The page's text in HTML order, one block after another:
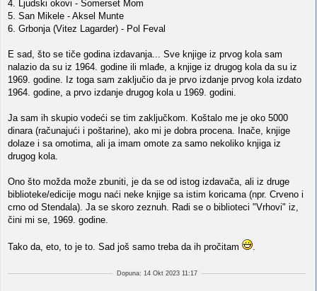
4. Ljudski okovi - Somerset Mom
5. San Mikele - Aksel Munte
6. Grbonja (Vitez Lagarder) - Pol Feval
E sad, što se tiče godina izdavanja... Sve knjige iz prvog kola sam
nalazio da su iz 1964. godine ili mlađe, a knjige iz drugog kola da su iz
1969. godine. Iz toga sam zaključio da je prvo izdanje prvog kola izdato
1964. godine, a prvo izdanje drugog kola u 1969. godini.
Ja sam ih skupio vodeći se tim zaključkom. Koštalo me je oko 5000
dinara (računajući i poštarine), ako mi je dobra procena. Inače, knjige
dolaze i sa omotima, ali ja imam omote za samo nekoliko knjiga iz
drugog kola.
Ono što možda može zbuniti, je da se od istog izdavača, ali iz druge
biblioteke/edicije mogu naći neke knjige sa istim koricama (npr. Crveno i
crno od Stendala). Ja se skoro zeznuh. Radi se o biblioteci "Vrhovi" iz,
čini mi se, 1969. godine.
Tako da, eto, to je to. Sad još samo treba da ih pročitam .
Dopuna: 14 Okt 2023 11:17